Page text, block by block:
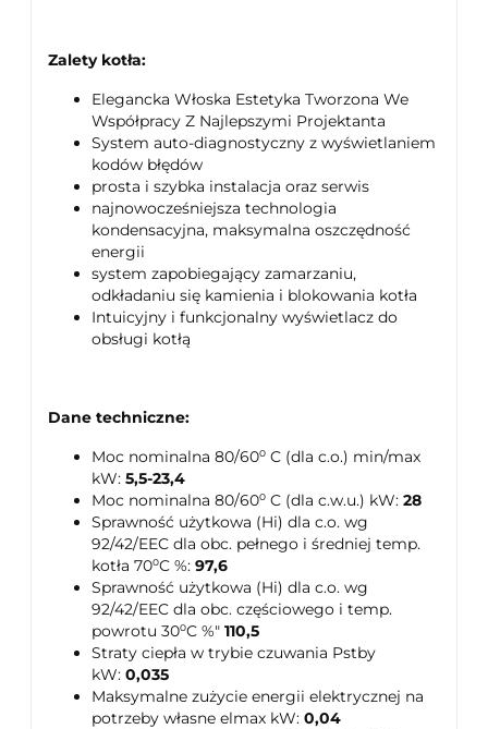
Zalety kotła:
Elegancka Włoska Estetyka Tworzona We
Współpracy Z Najlepszymi Projektanta
System auto-diagnostyczny z wyświetlaniem
kodów błędów
prosta i szybka instalacja oraz serwis
najnowocześniejsza technologia
kondensacyjna, maksymalna oszczędność
energii
system zapobiegający zamarzaniu,
odkładaniu się kamienia i blokowania kotła
Intuicyjny i funkcjonalny wyświetlacz do
obsługi kotłą
Dane techniczne:
Moc nominalna 80/60⁰ C (dla c.o.) min/max
kW: 5,5-23,4
Moc nominalna 80/60⁰ C (dla c.w.u.) kW: 28
Sprawność użytkowa (Hi) dla c.o. wg
92/42/EEC dla obc. pełnego i średniej temp.
kotła 70⁰C %: 97,6
Sprawność użytkowa (Hi) dla c.o. wg
92/42/EEC dla obc. częściowego i temp.
powrotu 30⁰C %" 110,5
Straty ciepła w trybie czuwania Pstby
kW: 0,035
Maksymalne zużycie energii elektrycznej na
potrzeby własne elmax kW: 0,04